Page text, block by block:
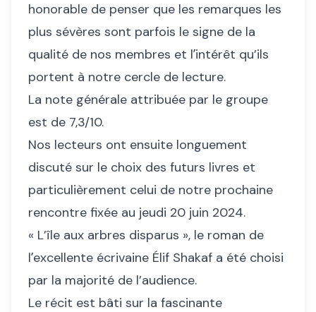
honorable de penser que les remarques les
plus sévères sont parfois le signe de la
qualité de nos membres et lʼintérêt qu’ils
portent à notre cercle de lecture.
La note générale attribuée par le groupe
est de 7,3/10.
Nos lecteurs ont ensuite longuement
discuté sur le choix des futurs livres et
particulièrement celui de notre prochaine
rencontre fixée au jeudi 20 juin 2024.
« L’île aux arbres disparus », le roman de
lʼexcellente écrivaine Élif Shakaf a été choisi
par la majorité de l’audience.
Le récit est bâti sur la fascinante